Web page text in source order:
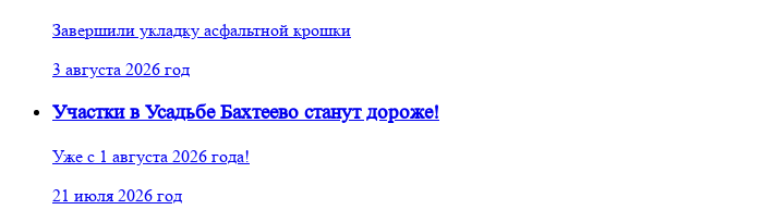
Завершили укладку асфальтной крошки
3 августа 2026 год
Участки в Усадьбе Бахтеево станут дороже!
Уже с 1 августа 2026 года!
21 июля 2026 год